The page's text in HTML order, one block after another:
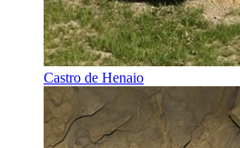
Castro de Henaio